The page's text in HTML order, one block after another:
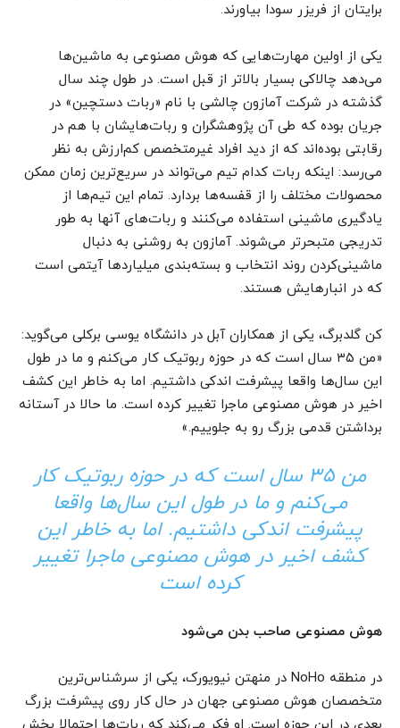
برایتان از فریزر سودا بیاورند.
یکی از اولین مهارت‌هایی که هوش مصنوعی به ماشین‌ها
می‌دهد چالاکی بسیار بالاتر از قبل است. در طول چند سال
گذشته در شرکت آمازون چالشی با نام «ربات‌‌‌‌‌‌‌‌‌‌‌‌‌‌‌‌‌‌‌‌‌‌‌‌‌‌‌‌‌‌‌‌‌‌‌‌‌‌‌‌‌‌‌‌‌‌‌ دستچین» در
جریان بوده که طی آن پژوهشگران و ربات‌‌‌‌‌‌‌‌‌‌‌‌‌‌‌‌‌‌‌‌‌‌‌‌‌‌‌‌‌‌‌‌‌‌‌‌‌‌‌‌‌‌‌‌‌‌‌‌هایشان با هم در
رقابتی بوده‌اند که از دید افراد غیرمتخصص کم‌ارزش به نظر
می‌رسد: اینکه ربات‌‌‌‌‌‌‌‌‌‌‌‌‌‌‌‌‌‌‌‌‌‌‌‌‌‌‌‌‌‌‌‌‌‌‌‌‌‌‌‌‌‌‌‌‌‌‌ کدام تیم می‌تواند در سریع‌ترین زمان ممکن
محصولات مختلف را از قفسه‌ها بردارد. تمام این تیم‌ها از
یادگیری ماشینی استفاده می‌کنند و ربات‌‌‌‌‌‌‌‌‌‌‌‌‌‌‌‌‌‌‌‌‌‌‌‌‌‌‌‌‌‌‌‌‌‌‌‌‌‌‌‌‌‌‌‌‌‌‌‌های آنها به طور
تدریجی متبحرتر می‌شوند. آمازون به روشنی به دنبال
ماشینی‌کردن روند انتخاب و بسته‌بندی میلیاردها آیتمی است
که در انبارهایش هستند.
کن گلدبرگ، یکی از همکاران آبل در دانشگاه یوسی برکلی می‌گوید:
«من ۳۵ سال است که در حوزه ربوتیک کار می‌کنم و ما در طول
این سال‌ها واقعا پیشرفت اندکی داشتیم. اما به خاطر این کشف
اخیر در هوش مصنوعی ماجرا تغییر کرده است. ما حالا در آستانه
برداشتن قدمی بزرگ رو به جلوییم.»
من ۳۵ سال است که در حوزه ربوتیک کار
می‌کنم و ما در طول این سال‌ها واقعا
پیشرفت اندکی داشتیم. اما به خاطر این
کشف اخیر در هوش مصنوعی ماجرا تغییر
کرده است
هوش مصنوعی صاحب بدن میشود
در منطقه NoHo در منهتن نیویورک، یکی از سرشناس‌ترین
متخصصان هوش مصنوعی جهان در حال کار روی پیشرفت بزرگ